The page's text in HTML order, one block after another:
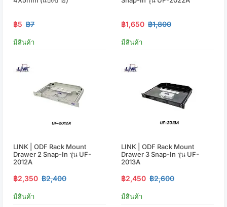
฿5 ฿7
มีสินค้า
฿1,650 ฿1,800
มีสินค้า
LINK | ODF Rack Mount
Drawer 2 Snap-In รุ่น UF-
2012A
฿2,350 ฿2,400
มีสินค้า
LINK | ODF Rack Mount
Drawer 3 Snap-In รุ่น UF-
2013A
฿2,450 ฿2,600
มีสินค้า